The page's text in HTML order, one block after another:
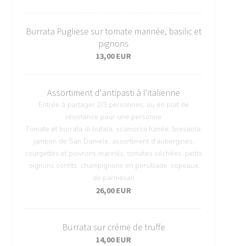
Burrata Pugliese sur tomate marinée, basilic et
pignons
13,00 EUR
Assortiment d'antipasti à l'italienne
Entrée à partager 2/3 personnes, ou en plat de
résistance pour une personne
Tomate et burrata di bufala, scamorza fumée, bresaola,
jambon de San Daniele, assortiment d’aubergines,
courgettes et poivrons marinés, tomates séchées, petits
oignons confits, champignons en persillade, copeaux
de parmesan
26,00 EUR
Burrata sur créme de truffe
14,00 EUR